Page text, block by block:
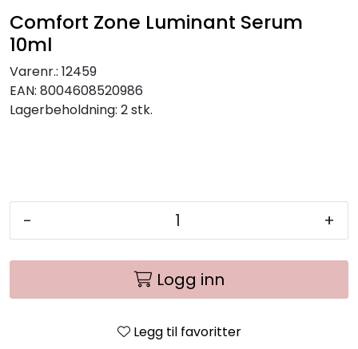
Comfort Zone Luminant Serum
10ml
Varenr.: 12459
EAN: 8004608520986
Lagerbeholdning: 2 stk.
- +
Logg inn
Legg til favoritter